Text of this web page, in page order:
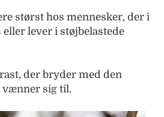
størst hos mennesker, der i
lever i støjbelastede
der bryder med den
vænner sig til.